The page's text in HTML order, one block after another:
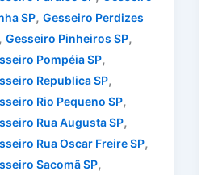
SP, Gesseiro Perdizes
, Gesseiro Pinheiros SP,
Pompéia SP,
Republica SP,
Rio Pequeno SP,
Rua Augusta SP,
Rua Oscar Freire SP,
Sacomã SP,